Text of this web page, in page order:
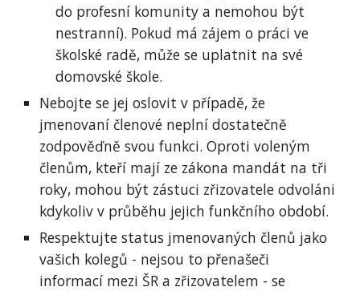
do profesní komunity a nemohou být
nestranní). Pokud má zájem o práci ve
školské radě, může se uplatnit na své
domovské škole.
Nebojte se jej oslovit v případě, že
jmenovaní členové neplní dostatečně
zodpověďně svou funkci. Oproti voleným
členům, kteří mají ze zákona mandát na tři
roky, mohou být zástuci zřizovatele odvoláni
kdykoliv v průběhu jejich funkčního období.
Respektujte status jmenovaných členů jako
vašich kolegů - nejsou to přenašeči
informací mezi ŠR a zřizovatelem - se